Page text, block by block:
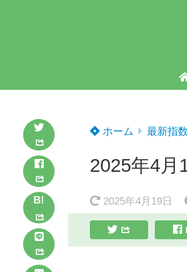
B!
ホーム 最新指数
2025年4月
2025年4月19日